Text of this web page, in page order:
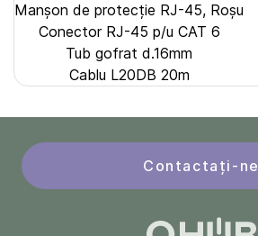
Manșon de protecție RJ-45, Roșu
Conector RJ-45 p/u CAT 6
Tub gofrat d.16mm
Cablu L20DB 20m
Contactați-ne